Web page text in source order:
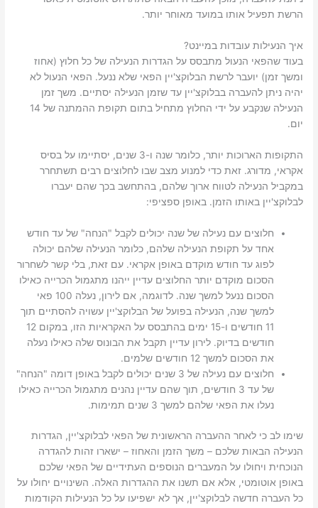
הרשת תפעיל אותו במועד מאוחר יותר.
איך הנעילות עובדות במיינט?
בעוד שהפאי הנעול מתבסס על הגדרות הנעילה של כל חלוץ (אחוז
ומשך זמן) יועבר לרשת הבלוקצ'יין הפאי שלא ננעל. הפאי הנעול לא
יהיה ניתן להעברה בבלוקצ'יין עד שזמן הנעילה יסתיים. משך זמן
הנעילה שנקבע על ידי החלוץ מתחיל בתום תקופת ההמתנה של 14
יום.
התקופות הארוכות יותר, כלומר שנה ו-3 שנים, יסתיימו על בסיס
אקראי, מדורג. זאת כדי למנוע מצב שבו לחלוצים רבים תשתחרר
במקביל הנעילה לטווח ארוך שלהם, בהתחשב בכך שהם יעברו
לבלוקצ'יין באותו הזמן. באופן ספציפי:
חלוצים עם נעילה של שנה יכולים לקבל "הנחה" של עד חודש
אחד על תקופת הנעילה שלהם, כלומר הנעילה שלהם יכולה
לפוג עד חודש מוקדם באופן אקראי. עם זאת, בלי קשר לשחרור
הסכום מוקדם יותר החלוצים עדיין ייהנו מתגמול הכרייה כאילו
הסכום ננעל למשך שנה. לדוגמה, אם לירון, נעלה 100 פאי
למשך שנה, הנעילה בפועל של הבלוקצ'יין עשויה להסתיים תוך
11 חודשים ו-15 ימים בהתבסס על האקראיות הזו, במקום 12
חודשים בדיוק. לירון עדיין תקבל את הבונוס שלה כאילו נעלה
את הסכום למשך 12 חודשים שלמים.
חלוצים עם נעילה של 3 שנים יכולים לקבל באופן דומה "הנחה"
של עד 3 חודשים, תוך שהם עדיין נהנים מתגמול הכרייה כאילו
נעלו את הפאי שלהם למשך 3 שנים תמימות.
שימו לב כי לאחר ההעברה הראשונית של הפאי לבלוקצ'יין, הגדרות
הנעילה הבאות שלכם – משך הזמן והאחוז – ישארו זהות להגדרה
הנוכחית ויחולו על המעברים הנוספים העתידיים של הפאי שלכם
באופן אוטומטי, אלא אם תשנו את ההגדרות האלה. השינויים יחולו על
כל העברה חדשה לבלוקצ'יין, אך לא ישפיעו על כל הנעילות הקודמות